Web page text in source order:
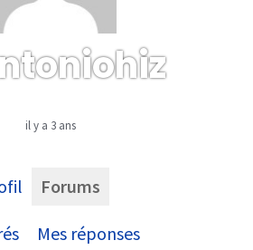
il y a 3 ans
Forums
Mes réponses